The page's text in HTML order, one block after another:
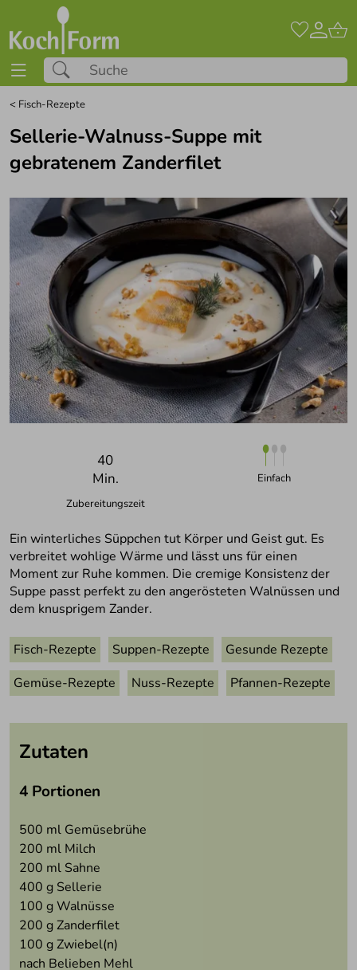
< Fisch-Rezepte
Sellerie-Walnuss-Suppe mit
gebratenem Zanderfilet
40
Min.
Zubereitungszeit
Einfach
Ein winterliches Süppchen tut Körper und Geist gut. Es
verbreitet wohlige Wärme und lässt uns für einen
Moment zur Ruhe kommen. Die cremige Konsistenz der
Suppe passt perfekt zu den angerösteten Walnüssen und
dem knusprigem Zander.
Fisch-Rezepte Suppen-Rezepte
Gesunde Rezepte
Gemüse-Rezepte
Nuss-Rezepte Pfannen-Rezepte
Zutaten
4 Portionen
500 ml Gemüsebrühe
200 ml Milch
200 ml Sahne
400 g Sellerie
100 g Walnüsse
200 g Zanderfilet
100 g Zwiebel(n)
nach Belieben Mehl